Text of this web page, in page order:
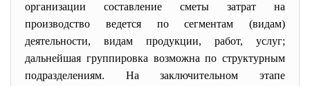
организации составление сметы затрат на
производство ведется по сегментам (видам)
деятельности, видам продукции, работ, услуг;
дальнейшая группировка возможна по структурным
подразделениям. На заключительном этапе